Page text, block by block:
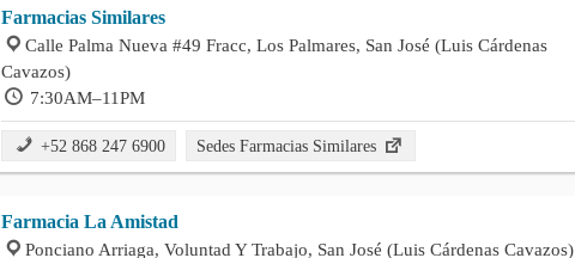
Farmacias Similares
Calle Palma Nueva #49 Fracc, Los Palmares, San José (Luis Cárdenas
Cavazos)
7:30AM–11PM
+52 868 247 6900 Sedes Farmacias Similares
Farmacia La Amistad
Ponciano Arriaga, Voluntad Y Trabajo, San José (Luis Cárdenas Cavazos)